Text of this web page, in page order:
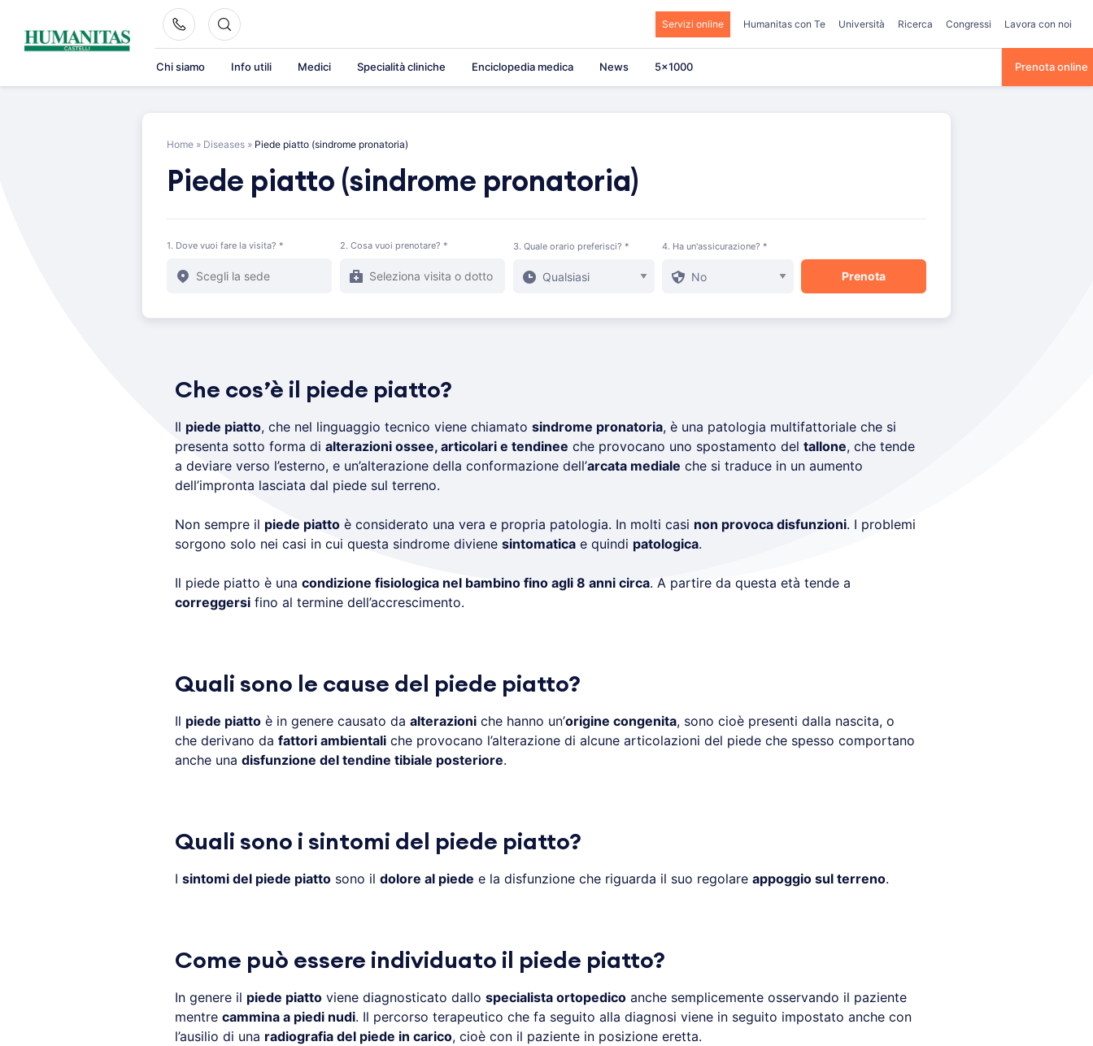
content
Servizi online Humanitas con Te Università Ricerca Congressi Lavora con noi
Chi siamo Info utili Medici Specialità cliniche Enciclopedia medica News 5×1000 Prenota online
Home » Diseases » Piede piatto (sindrome pronatoria)
Piede piatto (sindrome pronatoria)
1. Dove vuoi fare la visita? * 2. Cosa vuoi prenotare? * 3. Quale orario preferisci? * 4. Ha un'assicurazione? *
Che cos’è il piede piatto?
Il piede piatto, che nel linguaggio tecnico viene chiamato sindrome pronatoria, è una patologia multifattoriale che si
presenta sotto forma di alterazioni ossee, articolari e tendinee che provocano uno spostamento del tallone, che tende
a deviare verso l’esterno, e un’alterazione della conformazione dell’arcata mediale che si traduce in un aumento
dell’impronta lasciata dal piede sul terreno.
Non sempre il piede piattoè considerato una vera e propria patologia. In molti casi non provoca disfunzioni. I problemi
sorgono solo nei casi in cui questa sindrome diviene sintomaticae quindi patologica.
Il piede piatto è una condizione fisiologica nel bambino fino agli 8 anni circa. A partire da questa età tende a
correggersifino al termine dell’accrescimento.
Quali sono le cause del piede piatto?
Il piede piattoè in genere causato da alterazioniche hanno un’origine congenita, sono cioè presenti dalla nascita, o
che derivano da fattori ambientaliche provocano l’alterazione di alcune articolazioni del piede che spesso comportano
anche una disfunzione del tendine tibiale posteriore.
Quali sono i sintomi del piede piatto?
I sintomi del piede piattosono il dolore al piede e la disfunzione che riguarda il suo regolare appoggio sul terreno.
Come può essere individuato il piede piatto?
In genere il piede piattoviene diagnosticato dallo specialista ortopedicoanche semplicemente osservando il paziente
mentre cammina a piedi nudi. Il percorso terapeutico che fa seguito alla diagnosi viene in seguito impostato anche con
l’ausilio di una radiografia del piede in carico, cioè con il paziente in posizione eretta.